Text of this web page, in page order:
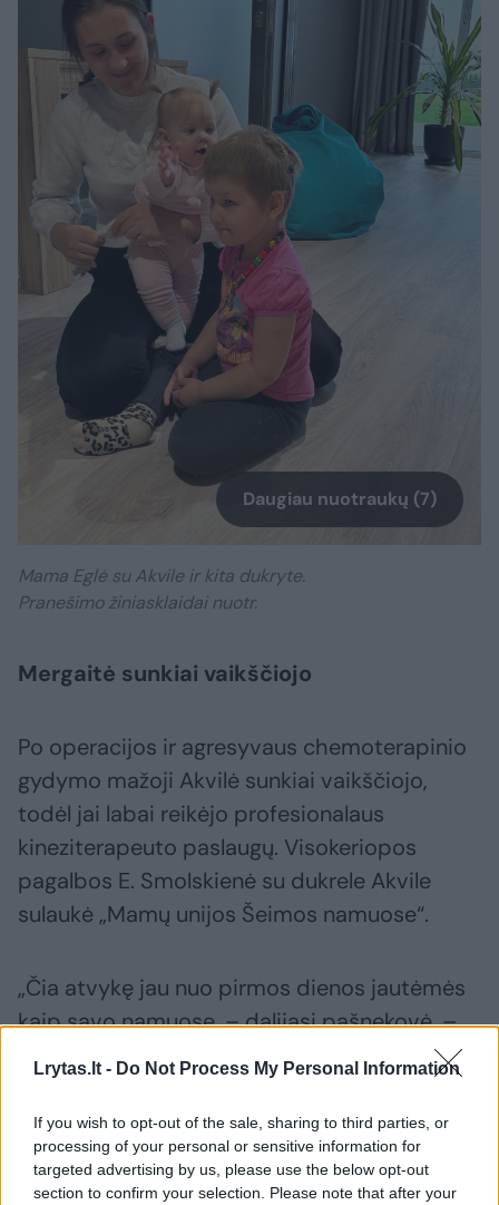
Lrytas.lt - Do Not Process My Personal Information
If you wish to opt-out of the sale, sharing to third parties, or
processing of your personal or sensitive information for
targeted advertising by us, please use the below opt-out
section to confirm your selection. Please note that after your
Daugiau nuotraukų (7)
Mama Eglė su Akvile ir kita dukryte.
Pranešimo žiniasklaidai nuotr.
Mergaitė sunkiai vaikščiojo
Po operacijos ir agresyvaus chemoterapinio
gydymo mažoji Akvilė sunkiai vaikščiojo,
todėl jai labai reikėjo profesionalaus
kineziterapeuto paslaugų. Visokeriopos
pagalbos E. Smolskienė su dukrele Akvile
sulaukė „Mamų unijos Šeimos namuose“.
„Čia atvykę jau nuo pirmos dienos jautėmės
kaip savo namuose, – dalijasi pašnekovė. –
Ypač patogu buvo tai, kad po vienu stogu
radome viską: ir jaukius namus, visas
būtiniausias paslaugas ir reabilitacijos centrą,
kuriame galėjome kasdien lankytis. Nereikėjo
papildomai ieškoti kineziterapeuto, kuris